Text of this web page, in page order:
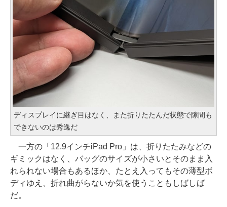
ディスプレイに継ぎ目はなく、また折りたたんだ状態で隙間も
できないのは秀逸だ
一方の「12.9インチiPad Pro」は、折りたたみなどの
ギミックはなく、バッグのサイズが小さいとそのまま入
れられない場合もあるほか、たとえ入ってもその薄型ボ
ディゆえ、折れ曲がらないか気を使うこともしばしば
だ。